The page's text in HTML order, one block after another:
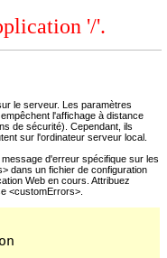
'/'.
le serveur. Les paramètres
l'affichage à distance
de sécurité). Cependant, ils
sur l'ordinateur serveur local.
d'erreur spécifique sur les
dans un fichier de configuration
Web en cours. Attribuez
<customErrors>.